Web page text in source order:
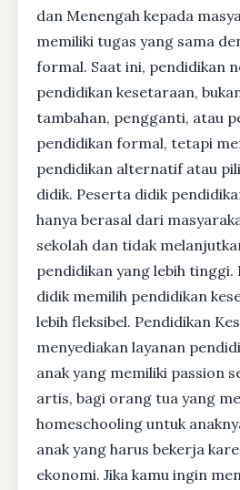
dan Menengah kepada
memiliki tugas yang sama
formal. Saat ini, pendidikan
pendidikan kesetaraan,
tambahan, pengganti, atau
pendidikan formal, tetapi
pendidikan alternatif atau
didik. Peserta didik
hanya berasal dari
sekolah dan tidak
pendidikan yang lebih tinggi.
didik memilih pendidikan
lebih fleksibel. Pendidikan
menyediakan layanan
anak yang memiliki passion
artis, bagi orang tua yang
homeschooling untuk
anak yang harus bekerja
ekonomi. Jika kamu ingin